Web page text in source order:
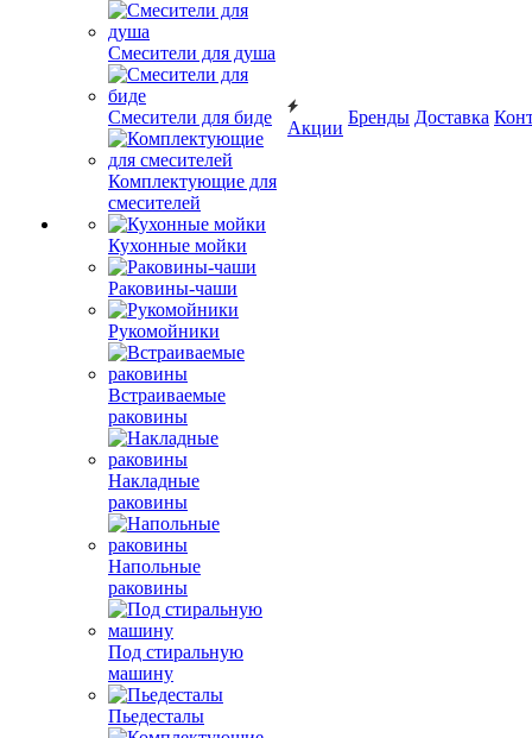
Смесители для душа
Смесители для биде
Комплектующие для
смесителей
Кухонные мойки
Раковины-чаши
Рукомойники
Встраиваемые
раковины
Накладные
раковины
Напольные
раковины
Под стиральную
машину
Пьедесталы
Акции
Бренды Доставка